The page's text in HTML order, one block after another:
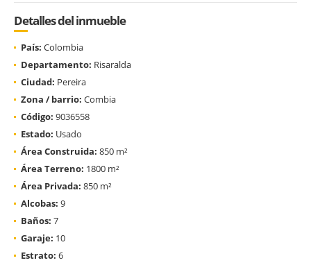
Detalles del inmueble
País: Colombia
Departamento: Risaralda
Ciudad: Pereira
Zona / barrio: Combia
Código: 9036558
Estado: Usado
Área Construida: 850 m²
Área Terreno: 1800 m²
Área Privada: 850 m²
Alcobas: 9
Baños: 7
Garaje: 10
Estrato: 6